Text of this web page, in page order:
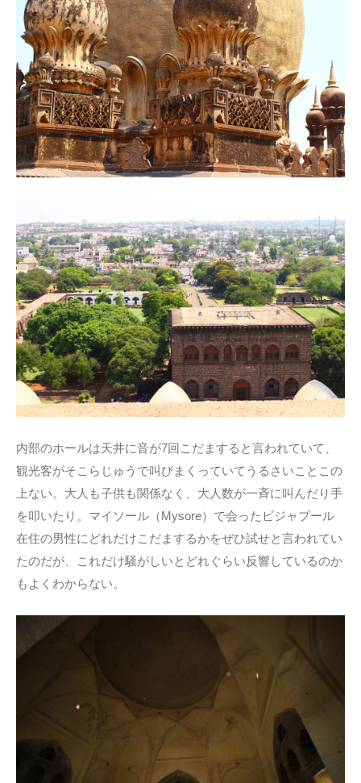
内部のホールは天井に音が7回こだますると言われていて、
観光客がそこらじゅうで叫びまくっていてうるさいことこの
上ない。大人も子供も関係なく、大人数が一斉に叫んだり手
を叩いたり。マイソール（Mysore）で会ったビジャプール
在住の男性にどれだけこだまするかをぜひ試せと言われてい
たのだが、これだけ騒がしいとどれぐらい反響しているのか
もよくわからない。